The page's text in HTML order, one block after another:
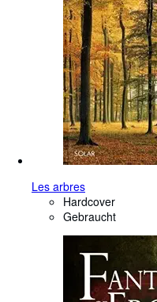
Les arbres
Hardcover
Gebraucht